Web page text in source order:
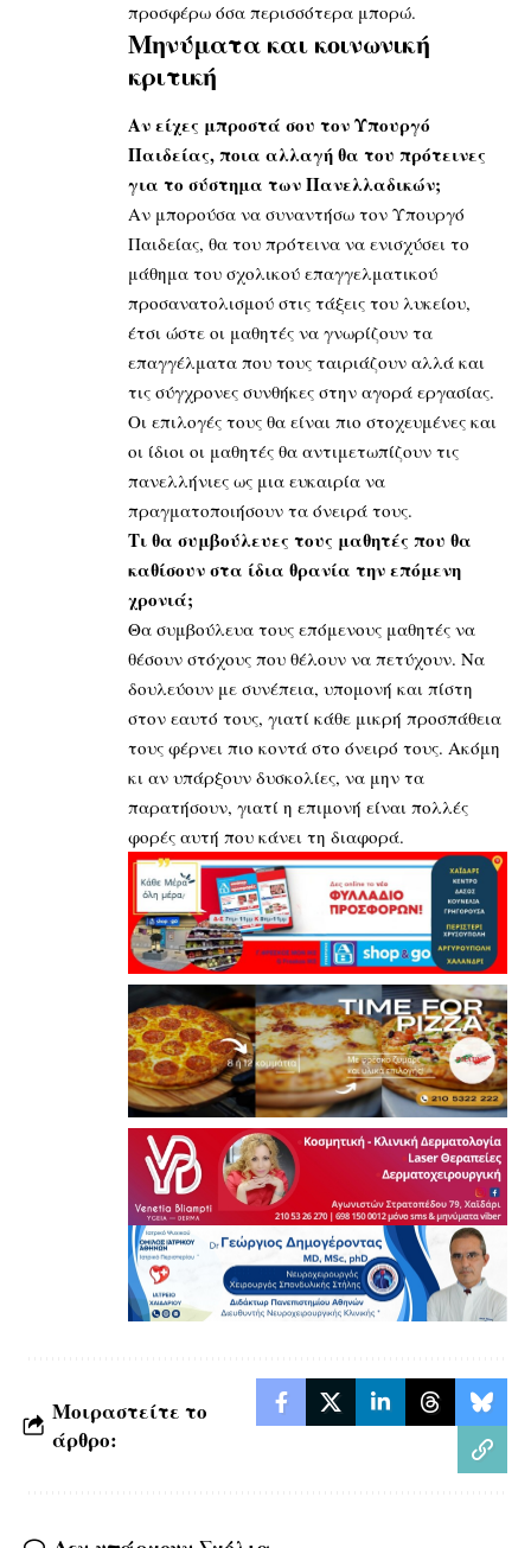
προσφέρω όσα περισσότερα μπορώ.
Μηνύματα και κοινωνική
κριτική
Αν είχες μπροστά σου τον Υπουργό
Παιδείας, ποια αλλαγή θα του πρότεινες
για το σύστημα των Πανελλαδικών;
Αν μπορούσα να συναντήσω τον Υπουργό
Παιδείας, θα του πρότεινα να ενισχύσει το
μάθημα του σχολικού επαγγελματικού
προσανατολισμού στις τάξεις του λυκείου,
έτσι ώστε οι μαθητές να γνωρίζουν τα
επαγγέλματα που τους ταιριάζουν αλλά και
τις σύγχρονες συνθήκες στην αγορά εργασίας.
Οι επιλογές τους θα είναι πιο στοχευμένες και
οι ίδιοι οι μαθητές θα αντιμετωπίζουν τις
πανελλήνιες ως μια ευκαιρία να
πραγματοποιήσουν τα όνειρά τους.
Τι θα συμβούλευες τους μαθητές που θα
καθίσουν στα ίδια θρανία την επόμενη
χρονιά;
Θα συμβούλευα τους επόμενους μαθητές να
θέσουν στόχους που θέλουν να πετύχουν. Να
δουλεύουν με συνέπεια, υπομονή και πίστη
στον εαυτό τους, γιατί κάθε μικρή προσπάθεια
τους φέρνει πιο κοντά στο όνειρό τους. Ακόμη
κι αν υπάρξουν δυσκολίες, να μην τα
παρατήσουν, γιατί η επιμονή είναι πολλές
φορές αυτή που κάνει τη διαφορά.
Μοιραστείτε το
άρθρο: